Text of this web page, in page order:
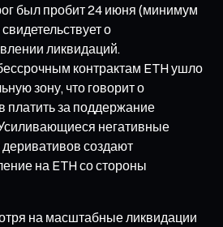
был пробит 24 июня (минимум
о
ликвидаций.
контрактам ETH ушло
зону, что говорит о
платить за поддержание
негативные
создают
на ETH со стороны
на масштабные ликвидации